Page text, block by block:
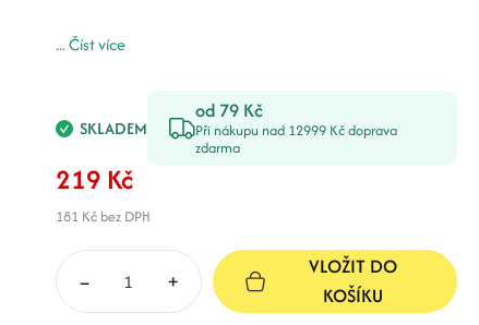
...Číst více
SKLADEM
od 79 Kč
Při nákupu nad 12999 Kč doprava
zdarma
219 Kč
181 Kčbez DPH
– +
VLOŽIT DO
KOŠÍKU